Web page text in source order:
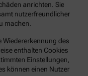
anrichten. Sie
nutzerfreundlicher
machen.
Wiedererkennung des
enthalten Cookies
Einstellungen,
können einen Nutzer